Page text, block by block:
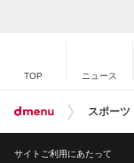
TOP ニュース
スポーツ
サイトご利用にあたって